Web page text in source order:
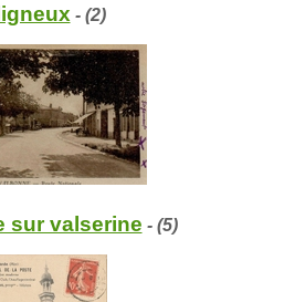
- (2)
sur valserine - (5)